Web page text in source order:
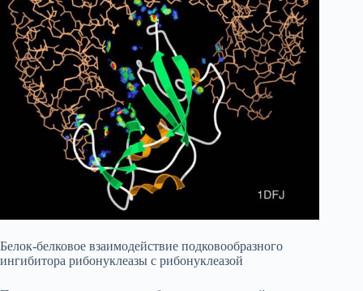
Белок-белковое взаимодействие подковообразного
ингибитора рибонуклеазы с рибонуклеазой